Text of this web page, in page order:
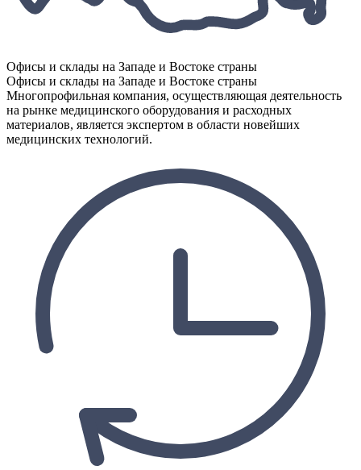
Офисы и склады на Западе и Востоке страны
Офисы и склады на Западе и Востоке страны
Многопрофильная компания, осуществляющая деятельность
на рынке медицинского оборудования и расходных
материалов, является экспертом в области новейших
медицинских технологий.